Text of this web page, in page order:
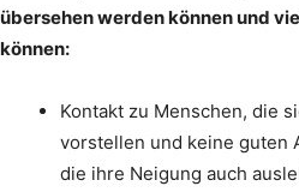
übersehen werden können und
können:
Kontakt zu Menschen, die
vorstellen und keine guten
die ihre Neigung auch